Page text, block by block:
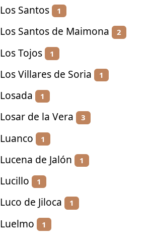
Los Santos 1
Los Santos de Maimona 2
Los Tojos 1
Los Villares de Soria 1
Losada 1
Losar de la Vera 3
Luanco 1
Lucena de Jalón 1
Lucillo 1
Luco de Jiloca 1
Luelmo 1